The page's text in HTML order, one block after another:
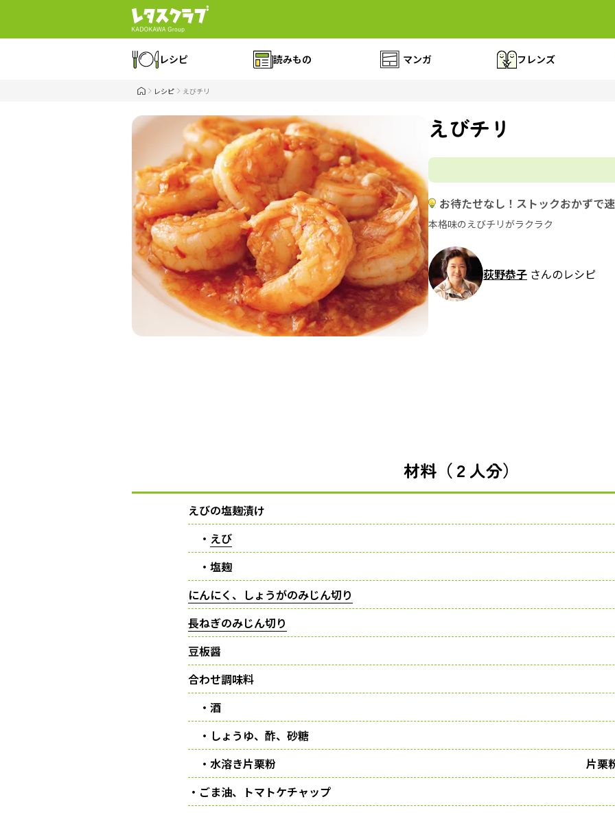
レシピ 読みもの マンガ フレンズ
レシピ えびチリ
えびチリ
お待たせなし！ストックおかずで
本格味のえびチリがラクラク
荻野恭子 さんのレシピ
材料（２人分）
えびの塩麹漬け
・ えび
・塩麹
にんにく、しょうがのみじん切り
長ねぎのみじん切り
豆板醤
合わせ調味料
・酒
・しょうゆ、酢、砂糖
・水溶き片栗粉
片栗
・ごま油、トマトケチャップ